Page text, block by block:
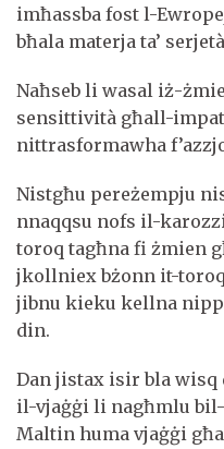
imħassba fost l-
bħala materja ta’
Naħseb li wasal iż-
sensittività għall-
nittrasformawha
Nistgħu pereżempju
nnaqqsu nofs il-
toroq tagħna fi żmien
jkollniex bżonn it-
jibnu kieku kellna
din.
Dan jistax isir bla
il-vjaġġi li nagħmlu
Maltin huma vjaġġi